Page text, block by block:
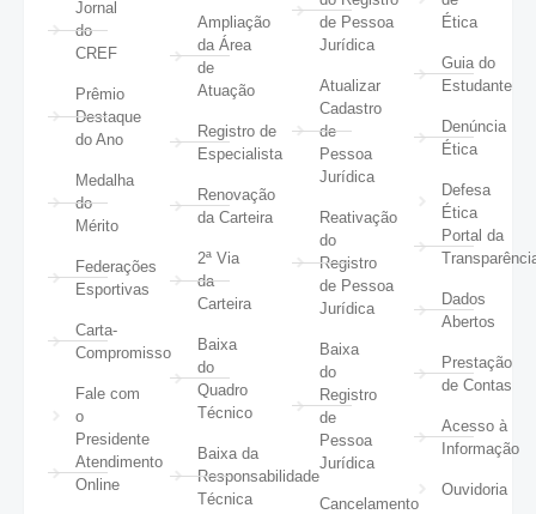
Jornal
do
CREF
Prêmio
Destaque
do Ano
Medalha
do
Mérito
Federações
Esportivas
Carta-
Compromisso
Fale com
o
Presidente
Atendimento
Online
Ampliação
da Área
de
Atuação
Registro de
Especialista
Renovação
da Carteira
2ª Via
da
Carteira
Baixa
do
Quadro
Técnico
Baixa da
Responsabilidade
Técnica
de Pessoa
Jurídica
Atualizar
Cadastro
de
Pessoa
Jurídica
Reativação
do
Registro
de Pessoa
Jurídica
Baixa
do
Registro
de
Pessoa
Jurídica
Cancelamento
Ética
Guia do
Estudante
Denúncia
Ética
Defesa
Ética
Portal da
Dados
Abertos
Prestação
de Contas
Acesso à
Informação
Ouvidoria